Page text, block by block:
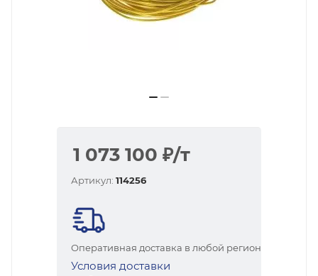
1 073 100 ₽/т
Артикул: 114256
Оперативная доставка в любой регион
Условия доставки